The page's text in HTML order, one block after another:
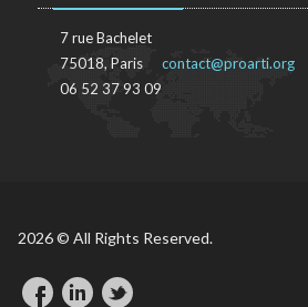
7 rue Bachelet
75018, Paris
06 52 37 93 09
contact@proarti.org
2026 © All Rights Reserved.